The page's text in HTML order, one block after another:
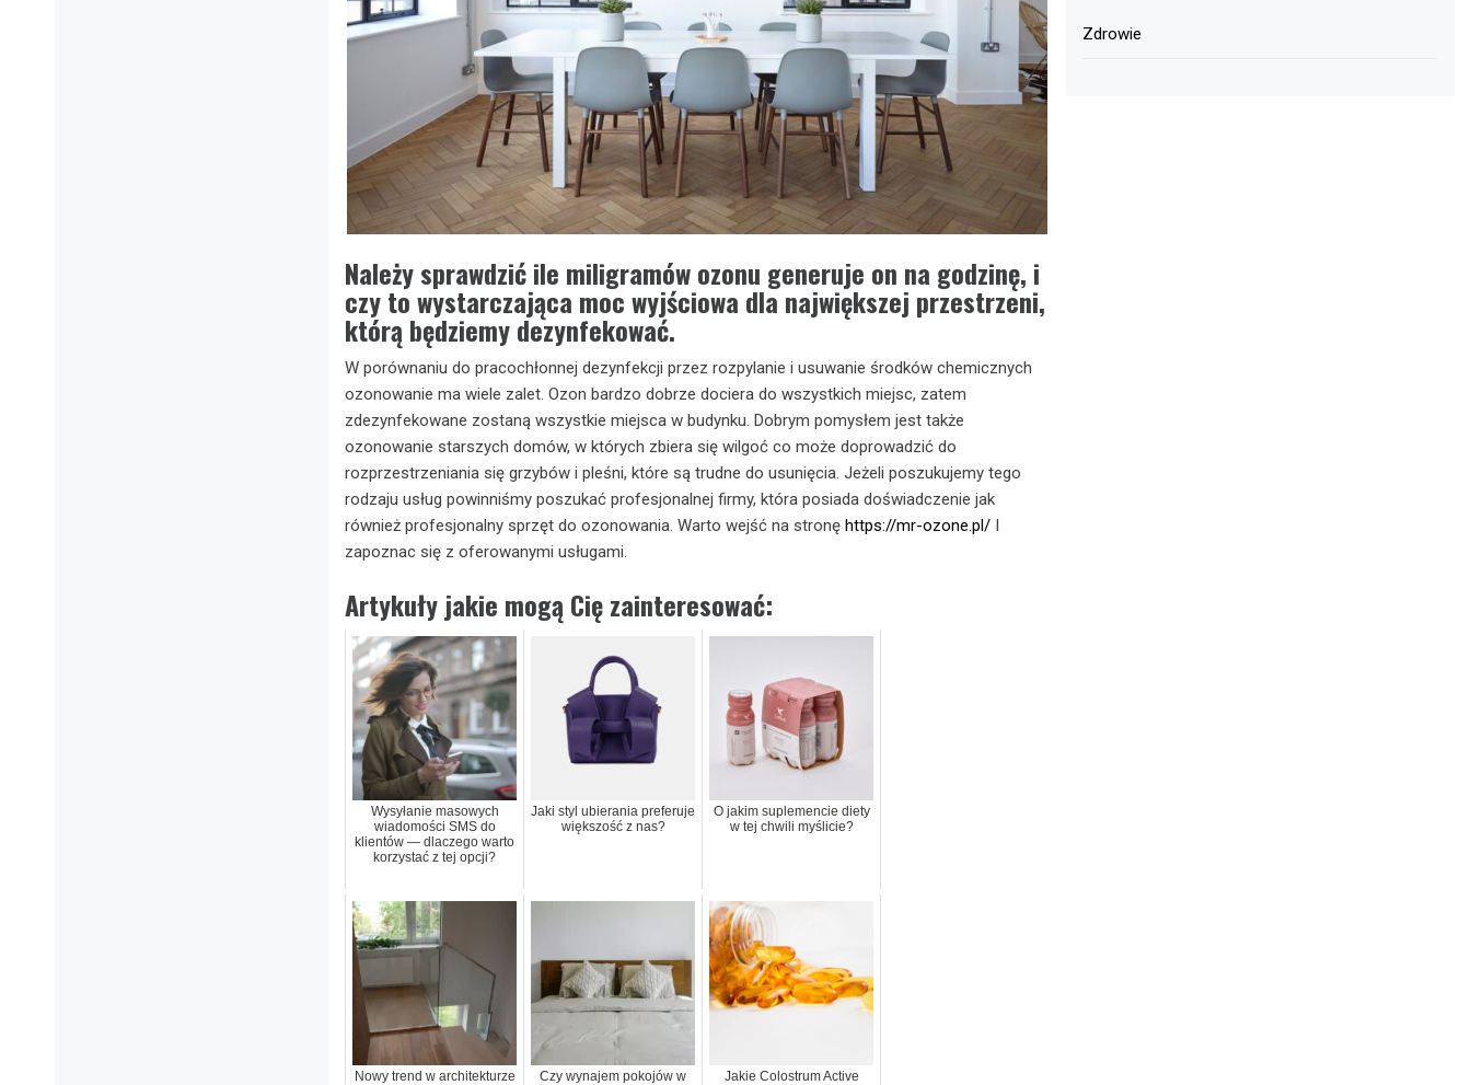
Należy sprawdzić ile miligramów ozonu generuje on na godzinę, i
czy to wystarczająca moc wyjściowa dla największej przestrzeni,
którą będziemy dezynfekować.
W porównaniu do pracochłonnej dezynfekcji przez rozpylanie i usuwanie środków chemicznych
ozonowanie ma wiele zalet. Ozon bardzo dobrze dociera do wszystkich miejsc, zatem
zdezynfekowane zostaną wszystkie miejsca w budynku. Dobrym pomysłem jest także
ozonowanie starszych domów, w których zbiera się wilgoć co może doprowadzić do
rozprzestrzeniania się grzybów i pleśni, które są trudne do usunięcia. Jeżeli poszukujemy tego
rodzaju usług powinniśmy poszukać profesjonalnej firmy, która posiada doświadczenie jak
również profesjonalny sprzęt do ozonowania. Warto wejść na stronę https://mr-ozone.pl/ I
zapoznac się z oferowanymi usługami.
Artykuły jakie mogą Cię zainteresować:
Wysyłanie masowych
wiadomości SMS do
klientów — dlaczego warto
korzystać z tej opcji?
Jaki styl ubierania preferuje
większość z nas?
O jakim suplemencie diety
w tej chwili myślicie?
Nowy trend w architekturze
Czy wynajem pokojów w
Jakie Colostrum Active
Zdrowie